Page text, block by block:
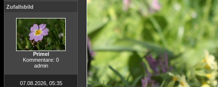
Zufallsbild
Primel
Kommentare: 0
admin
07.08.2026, 05:35